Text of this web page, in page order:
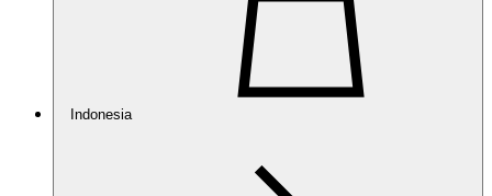
Indonesia